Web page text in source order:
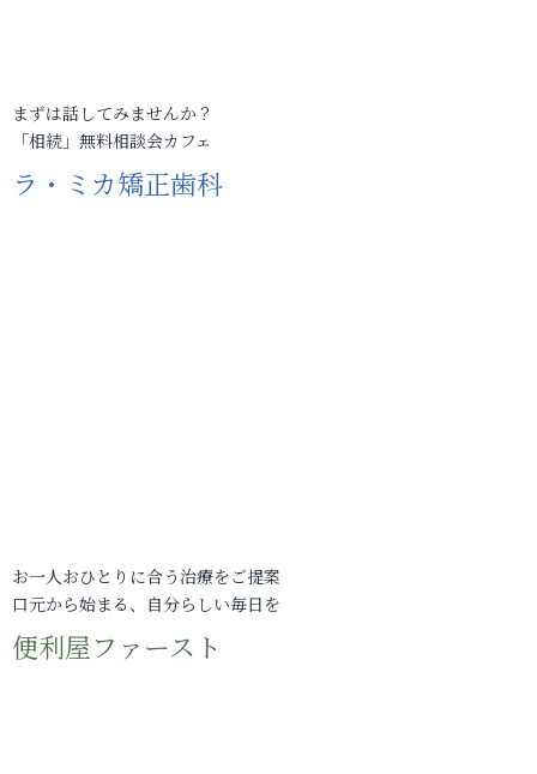
まずは話してみませんか？
「相続」無料相談会カフェ
ラ・ミカ矯正歯科
お一人おひとりに合う治療をご提案
口元から始まる、自分らしい毎日を
便利屋ファースト